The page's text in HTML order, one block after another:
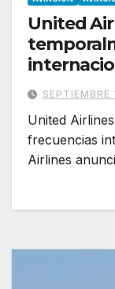
United
United
frecuencias
Airlines